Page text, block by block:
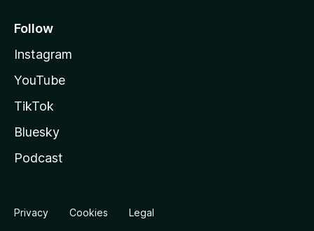
Follow
Instagram
YouTube
TikTok
Bluesky
Podcast
Privacy Cookies Legal